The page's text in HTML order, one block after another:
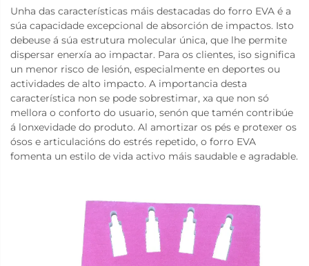
Unha das características máis destacadas do forro EVA é a
súa capacidade excepcional de absorción de impactos. Isto
debeuse á súa estrutura molecular única, que lhe permite
dispersar enerxía ao impactar. Para os clientes, iso significa
un menor risco de lesión, especialmente en deportes ou
actividades de alto impacto. A importancia desta
característica non se pode sobrestimar, xa que non só
mellora o conforto do usuario, senón que tamén contribúe
á lonxevidade do produto. Al amortizar os pés e protexer os
ósos e articulacións do estrés repetido, o forro EVA
fomenta un estilo de vida activo máis saudable e agradable.